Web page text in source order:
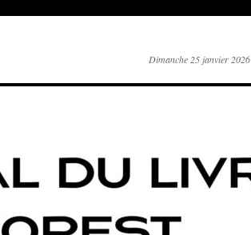
Dimanche 25 janvier 2026